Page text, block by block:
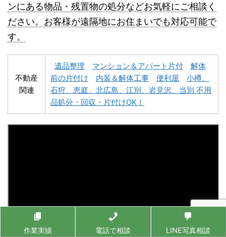
名寄市不用品回収 士別市不用品回収
深川市不用品回収 夕張市不用品回収
ンにある物品・残置物の処分などお気軽にご相談く
ださい。お客様が遠隔地にお住まいでも対応可能で
す。
不動産
関連
遺品整理 マンション＆アパート片付
解体
前の片付け
内装＆解体工事 便利屋
小樽、
石狩、恵庭、北広島、江別、岩見沢、当別 不用
品処分・回収・片付けOK！
作業実績 電話で相談 LINE写真相談